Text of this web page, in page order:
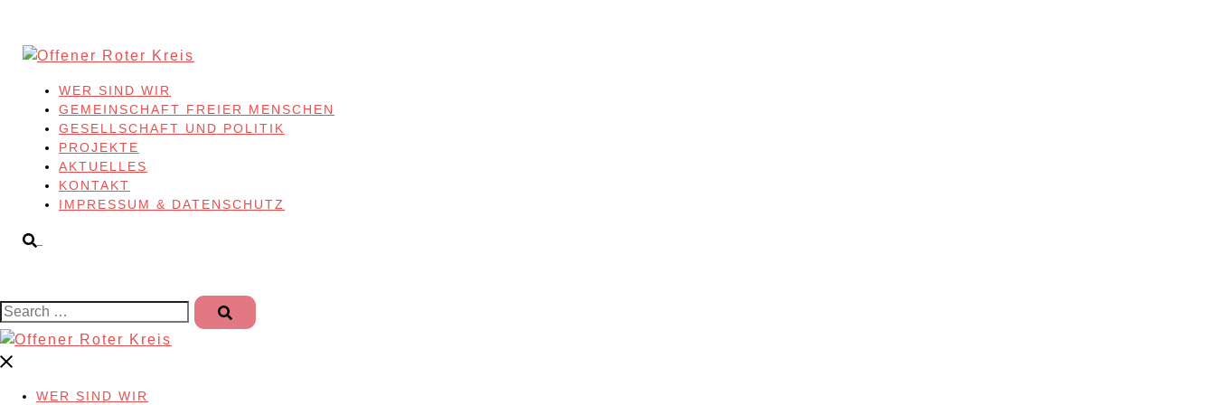
content
WER SIND WIR
GEMEINSCHAFT FREIER MENSCHEN
GESELLSCHAFT UND POLITIK
PROJEKTE
AKTUELLES
KONTAKT
IMPRESSUM & DATENSCHUTZ
Search…
WER SIND WIR